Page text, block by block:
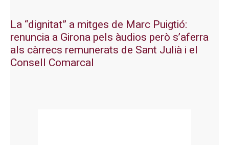
La “dignitat” a mitges de Marc Puigtió:
renuncia a Girona pels àudios però s’aferra
als càrrecs remunerats de Sant Julià i el
Consell Comarcal